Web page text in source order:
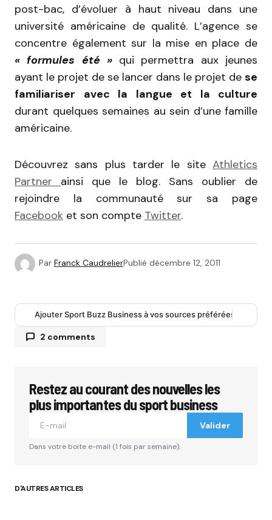
post-bac, d’évoluer à haut niveau dans une
université américaine de qualité. L’agence se
concentre également sur la mise en place de
« formules été »qui permettra aux jeunes
ayant le projet de se lancer dans le projet de se
familiariser avec la langue et la culture
durant quelques semaines au sein d’une famille
américaine.
Découvrez sans plus tarder le site Athletics
Partner ainsi que le blog. Sans oublier de
rejoindre la communauté sur sa page
Facebook et son compte Twitter.
Par Franck CaudrelierPublié décembre 12, 2011
Ajouter Sport Buzz Business à vos sources préférées
2 comments
Répondre
champs obligatoires sont indiqués avec
Restez au courant des nouvelles les
plus importantes du sport business
Valider
Dans votre boite e-mail (1 fois par semaine).
D'AUTRES ARTICLES